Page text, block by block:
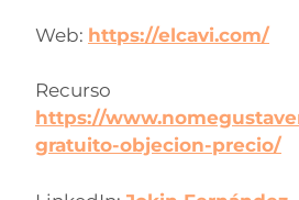
Web: https://elcavi.com/
Recurso
https://
gratuito-objecion-precio/